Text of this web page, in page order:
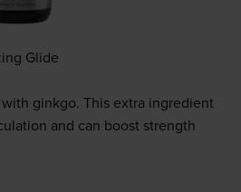
Glide
ginkgo. This extra ingredient
and can boost strength